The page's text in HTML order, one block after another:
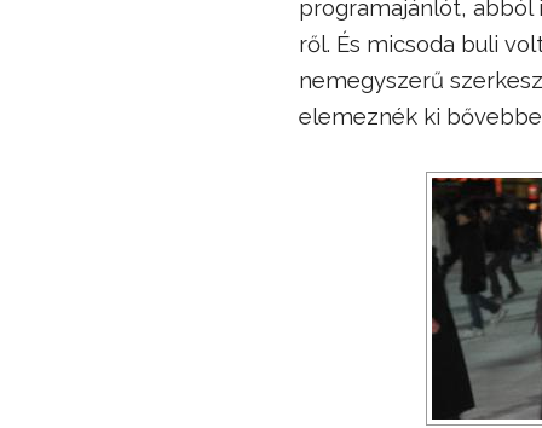
programajánlót, abból
ről. És micsoda buli
nemegyszerű
elemeznék ki